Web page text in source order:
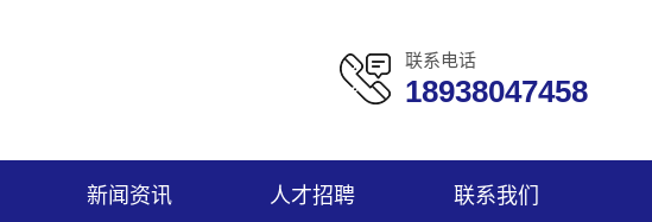
联系电话
18938047458
新闻资讯 人才招聘 联系我们